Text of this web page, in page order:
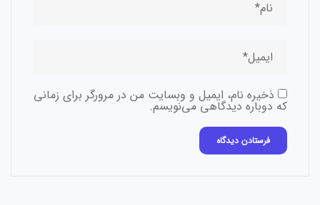
ذخیره نام، ایمیل و وبسایت من در مرورگر برای زمانی
که دوباره دیدگاهی می‌نویسم.